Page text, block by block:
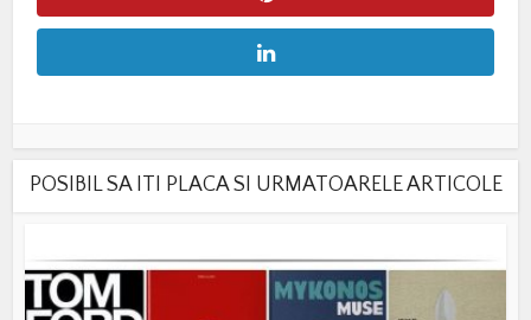
POSIBIL SA ITI PLACA SI URMATOARELE ARTICOLE